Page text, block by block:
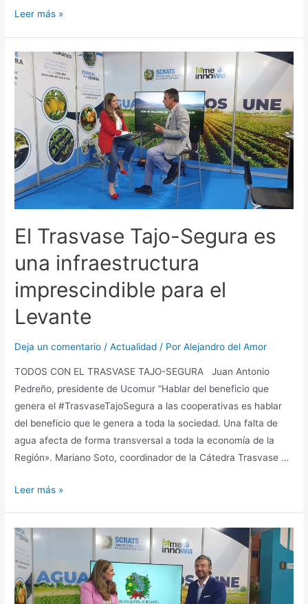
Leer más »
El Trasvase Tajo-Segura es
una infraestructura
imprescindible para el
Levante
Deja un comentario /Actualidad / PorAlejandro del Amor
TODOS CON EL TRASVASE TAJO-SEGURA Juan Antonio
Pedreño, presidente de Ucomur “Hablar del beneficio que
genera el #TrasvaseTajoSegura a las cooperativas es hablar
del beneficio que le genera a toda la sociedad. Una falta de
agua afecta de forma transversal a toda la economía de la
Región». Mariano Soto, coordinador de la Cátedra Trasvase …
Leer más »